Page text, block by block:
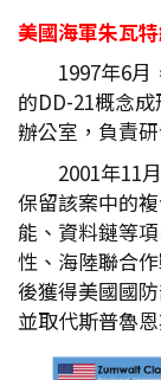
美國海軍朱瓦
1997年6
的DD-21概念
辦公室，負責
2001年11
保留該案中的
能、資料鏈等
性、海陸聯合
後獲得美國國
並取代斯普魯